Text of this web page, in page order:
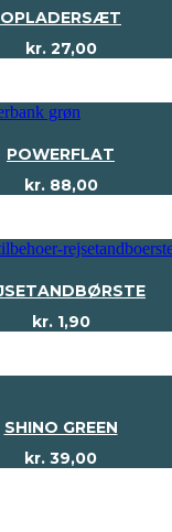
OPLADERSÆT
kr.27,00
POWERFLAT
kr.88,00
kr.1,90
SHINO GREEN
kr. 39,00